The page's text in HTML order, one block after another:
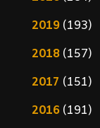
2019(193)
2018(157)
2017 (151)
2016(191)